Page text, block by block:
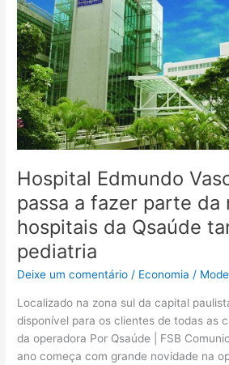
Hospital Edmundo
passa a fazer parte da
hospitais da Qsaúde
pediatria
Deixe um comentário / Economia /
Localizado na zona sul da capital
disponível para os clientes de todas as
da operadora Por Qsaúde | FSB
ano começa com grande novidade na
Vasconcelos
passa
a
fazer
parte
da
rede
de
hospitais
da
Qsaúde
também
com
pediatria